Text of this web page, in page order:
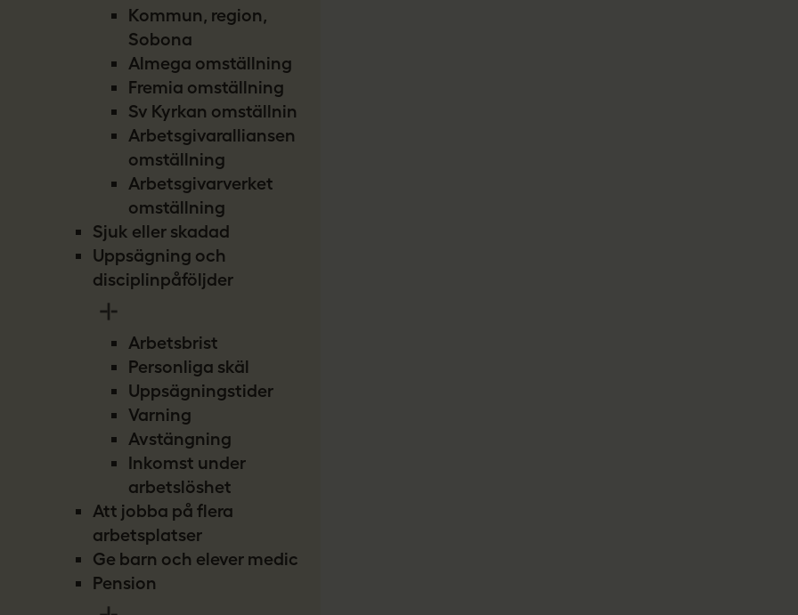
Kommun, region,
Sobona
Almega omställning
Fremia omställning
Sv Kyrkan omställning
Arbetsgivaralliansen
omställning
Arbetsgivarverket
omställning
Sjuk eller skadad
Uppsägning och
disciplinpåföljder
Arbetsbrist
Personliga skäl
Uppsägningstider
Varning
Avstängning
Inkomst under
arbetslöshet
Att jobba på flera
arbetsplatser
Ge barn och elever medicin
Pension